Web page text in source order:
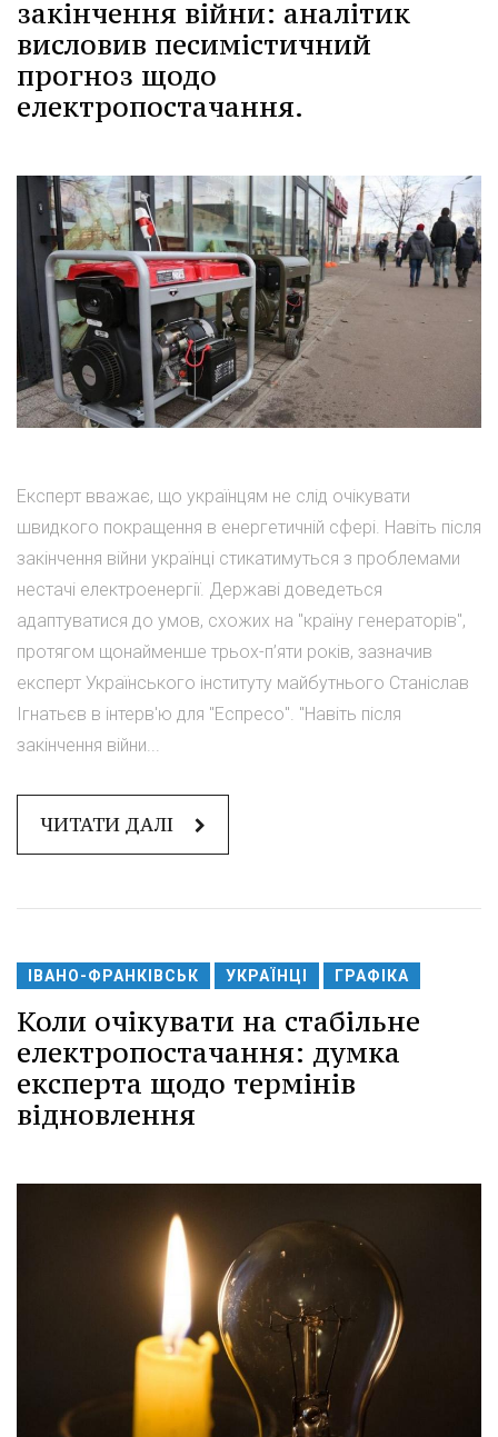
закінчення війни: аналітик
висловив песимістичний
прогноз щодо
електропостачання.
Експерт вважає, що українцям не слід очікувати
швидкого покращення в енергетичній сфері. Навіть після
закінчення війни українці стикатимуться з проблемами
нестачі електроенергії. Державі доведеться
адаптуватися до умов, схожих на "країну генераторів",
протягом щонайменше трьох-п’яти років, зазначив
експерт Українського інституту майбутнього Станіслав
Ігнатьєв в інтерв'ю для "Еспресо". "Навіть після
закінчення війни...
ЧИТАТИ ДАЛІ
ІВАНО-ФРАНКІВСЬК УКРАЇНЦІ ГРАФІКА
Коли очікувати на стабільне
електропостачання: думка
експерта щодо термінів
відновлення